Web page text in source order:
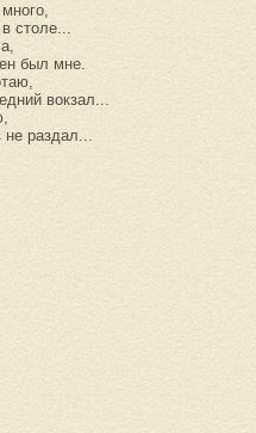
столе...
был мне.
вокзал...
не раздал...